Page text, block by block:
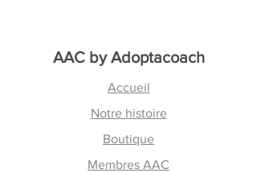
AAC byAdoptacoach
Accueil
Notre histoire
Boutique
Membres AAC